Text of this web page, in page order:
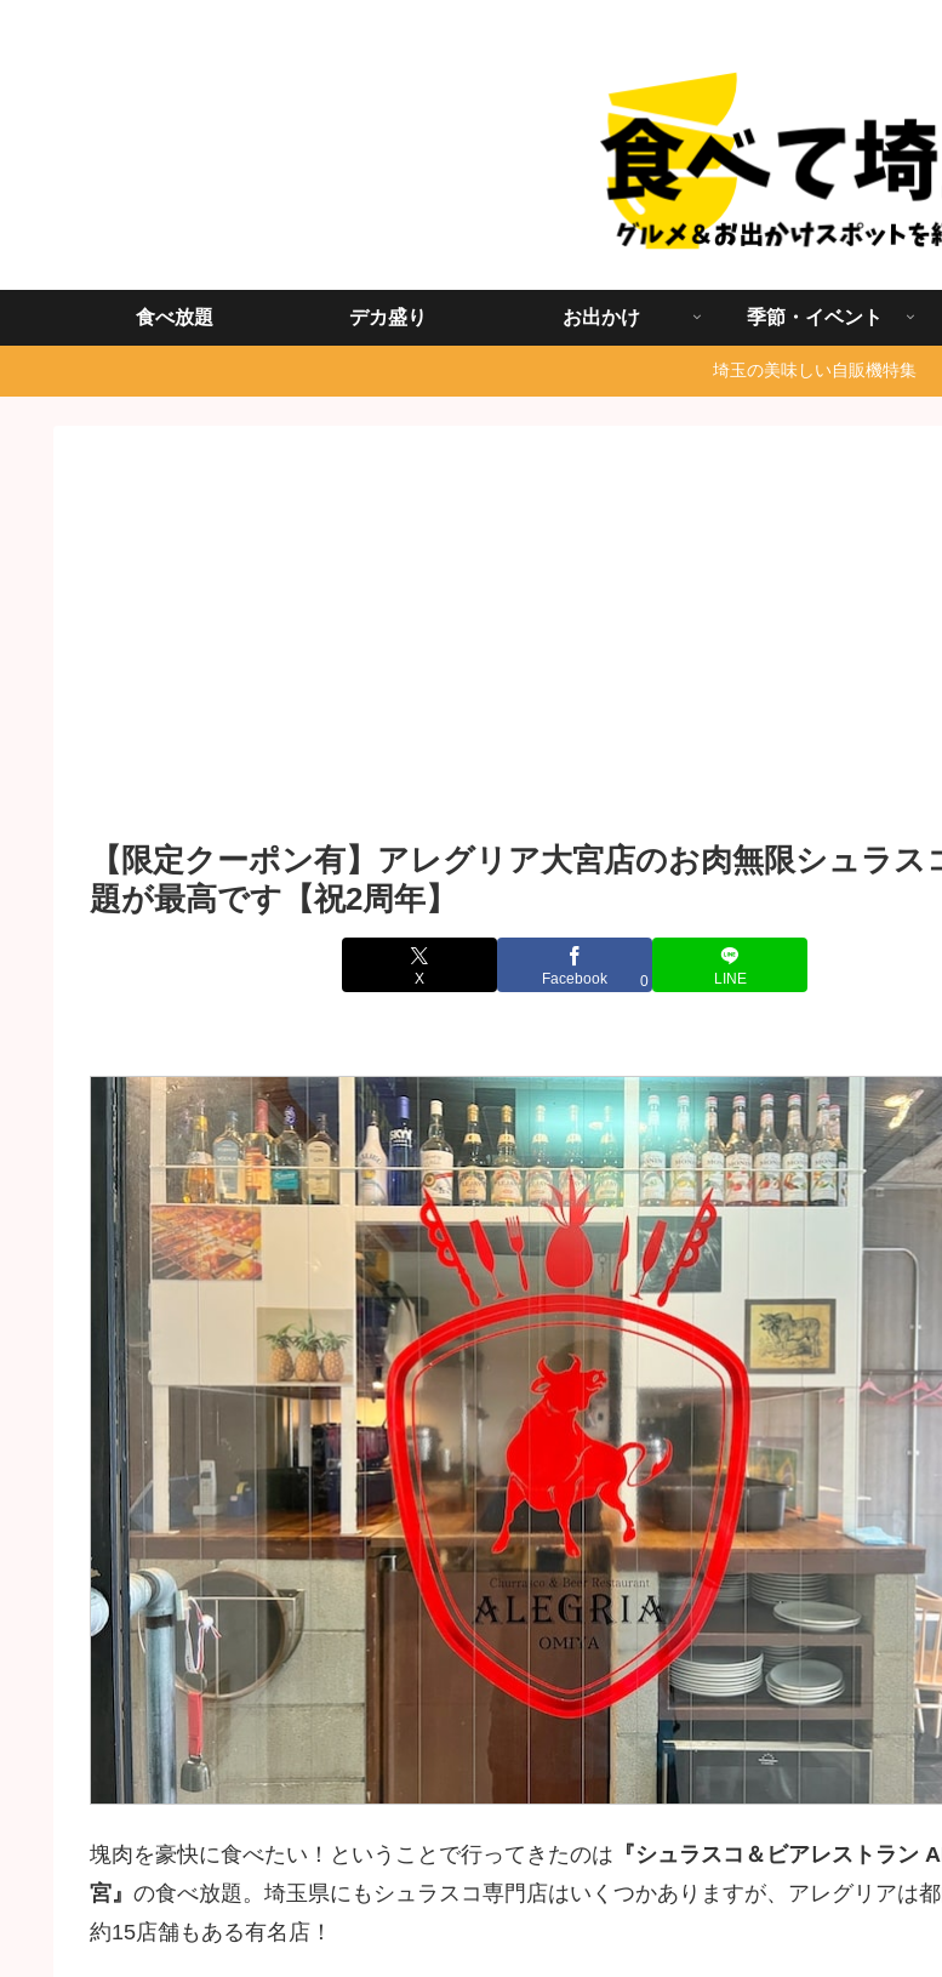
食べ放題 デカ盛り お出かけ 季節・イベント
埼玉の美味しい自販機特集
【限定クーポン有】アレグリア大宮店のお肉無限シュラス
題が最高です【祝2周年】
X Facebook 0 LINE
塊肉を豪快に食べたい！ということで行ってきたのは 『シュラスコ＆ビアレストラン
宮』 の食べ放題。埼玉県にもシュラスコ専門店はいくつかありますが、アレグリアは
約15店舗もある有名店！